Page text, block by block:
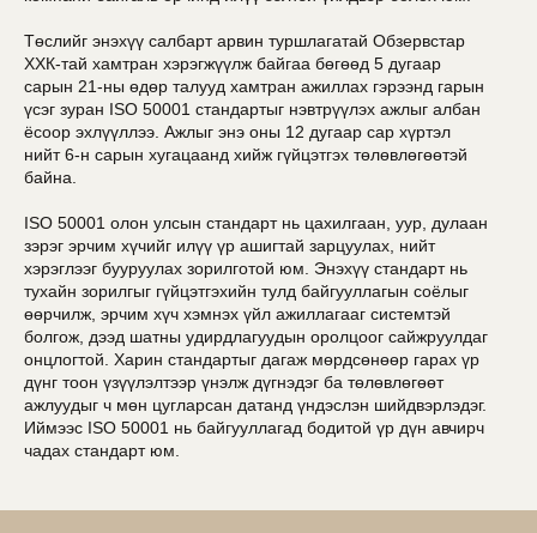
Төслийг энэхүү салбарт арвин туршлагатай Обзервстар
ХХК-тай хамтран хэрэгжүүлж байгаа бөгөөд 5 дугаар
сарын 21-ны өдөр талууд хамтран ажиллах гэрээнд гарын
үсэг зуран ISO 50001 стандартыг нэвтрүүлэх ажлыг албан
ёсоор эхлүүллээ. Ажлыг энэ оны 12 дугаар сар хүртэл
нийт 6-н сарын хугацаанд хийж гүйцэтгэх төлөвлөгөөтэй
байна.
ISO 50001 олон улсын стандарт нь цахилгаан, уур, дулаан
зэрэг эрчим хүчийг илүү үр ашигтай зарцуулах, нийт
хэрэглээг бууруулах зорилготой юм. Энэхүү стандарт нь
тухайн зорилгыг гүйцэтгэхийн тулд байгууллагын соёлыг
өөрчилж, эрчим хүч хэмнэх үйл ажиллагааг системтэй
болгож, дээд шатны удирдлагуудын оролцоог сайжруулдаг
онцлогтой. Харин стандартыг дагаж мөрдсөнөөр гарах үр
дүнг тоон үзүүлэлтээр үнэлж дүгнэдэг ба төлөвлөгөөт
ажлуудыг ч мөн цугларсан датанд үндэслэн шийдвэрлэдэг.
Иймээс ISO 50001 нь байгууллагад бодитой үр дүн авчирч
чадах стандарт юм.